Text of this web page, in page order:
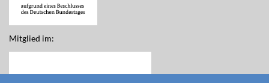
Mitglied im: